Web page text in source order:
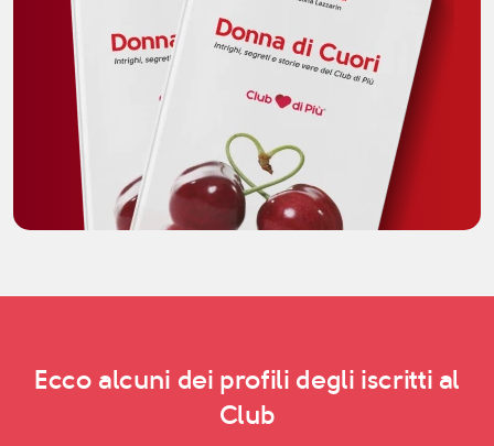
Ecco alcuni dei profili degli iscritti al
Club